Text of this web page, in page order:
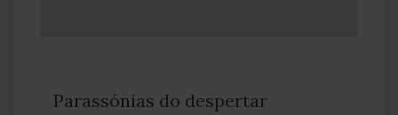
Parassónias do despertar